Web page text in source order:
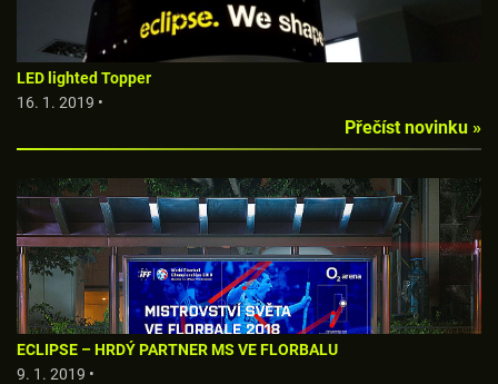
LED lighted Topper
16. 1. 2019 •
Přečíst novinku »
ECLIPSE – HRDÝ PARTNER MS VE FLORBALU
9. 1. 2019 •